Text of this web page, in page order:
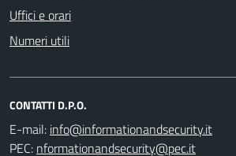
Uffici e orari
Numeri utili
CONTATTI D.P.O.
E-mail:
PEC: